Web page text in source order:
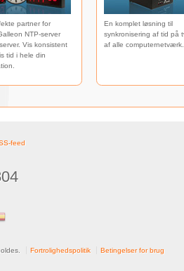
partner for
NTP-server
Vis konsistent
tid i hele din
En komplet løsning til
synkronisering af tid på
af alle computernetværk.
feed
Fortrolighedspolitik Betingelser for brug